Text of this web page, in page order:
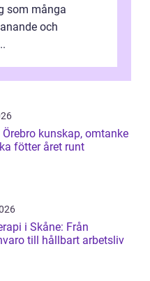
som många
och
omtanke
fötter året runt
i Skåne: Från
till hållbart arbetsliv